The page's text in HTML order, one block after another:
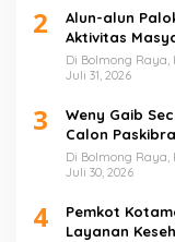
2
Alun-alun
Aktivitas
Di Bolmong
Juli 31, 2026
3
Weny Gaib
Calon
Di Bolmong
Juli 30, 2026
4
Pemkot
Layanan